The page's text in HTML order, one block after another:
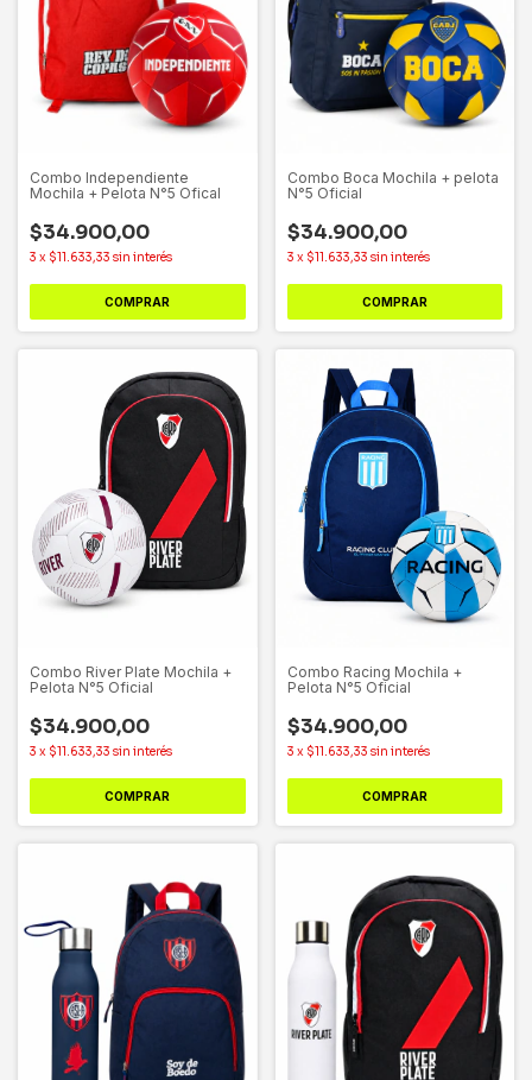
Combo Independiente
Mochila + Pelota N°5 Ofical
$34.900,00
3 x $11.633,33 sin interés
COMPRAR
Combo Boca Mochila + pelota
N°5 Oficial
$34.900,00
3 x $11.633,33 sin interés
COMPRAR
Combo River Plate Mochila +
Pelota N°5 Oficial
$34.900,00
3 x $11.633,33 sin interés
COMPRAR
Combo Racing Mochila +
Pelota N°5 Oficial
$34.900,00
3 x $11.633,33 sin interés
COMPRAR